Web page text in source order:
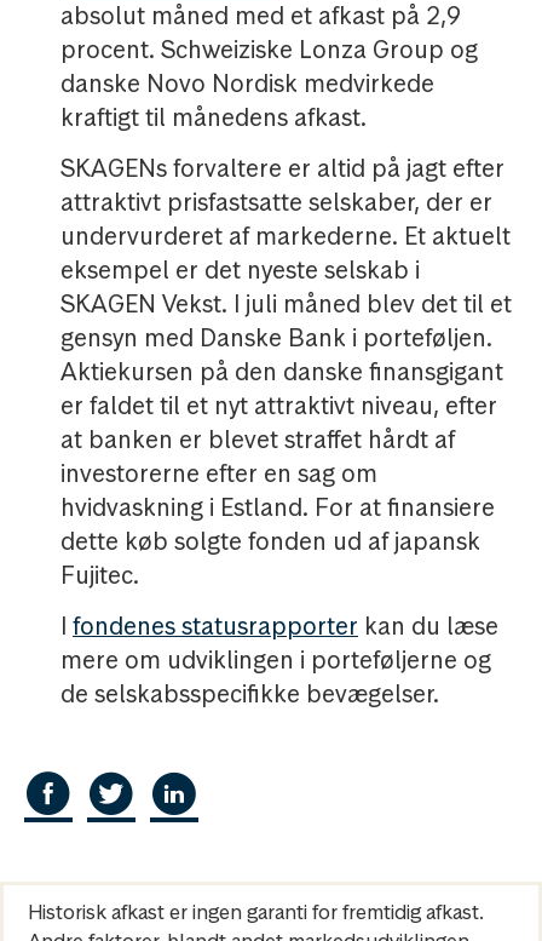
absolut måned med et afkast på 2,9
procent. Schweiziske Lonza Group og
danske Novo Nordisk medvirkede
kraftigt til månedens afkast.
SKAGENs forvaltere er altid på jagt efter
attraktivt prisfastsatte selskaber, der er
undervurderet af markederne. Et aktuelt
eksempel er det nyeste selskab i
SKAGEN Vekst. I juli måned blev det til et
gensyn med Danske Bank i porteføljen.
Aktiekursen på den danske finansgigant
er faldet til et nyt attraktivt niveau, efter
at banken er blevet straffet hårdt af
investorerne efter en sag om
hvidvaskning i Estland. For at finansiere
dette køb solgte fonden ud af japansk
Fujitec.
I fondenes statusrapporter kan du læse
mere om udviklingen i porteføljerne og
de selskabsspecifikke bevægelser.
Historisk afkast er ingen garanti for fremtidig afkast.